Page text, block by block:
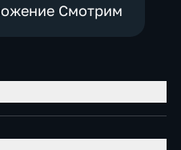
Смотрим